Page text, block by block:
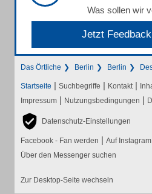
Was sollen wir
Jetzt
Das Örtliche Berlin Berlin
Startseite | Suchbegriffe | Kontakt |
Impressum | Nutzungsbedingungen |
Datenschutz-Einstellungen
Facebook - Fan werden | Auf
Über den Messenger suchen
Zur Desktop-Seite wechseln